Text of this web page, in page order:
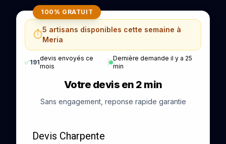
100% GRATUIT
⏱️5 artisans disponibles cette semaine à
Meria
✅191
devis envoyés ce
mois
Dernière demande il y a 25
min
Votre devis en 2 min
Sans engagement, reponse rapide garantie
Devis Charpente